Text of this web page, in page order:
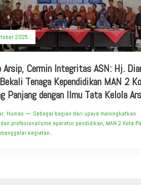
2025
Arsip, Cermin Integritas ASN: Hj.
Tenaga Kependidikan MAN 2
Panjang dengan Ilmu Tata Kelola
Humas — Sebagai bagian dari upaya meningkatkan
profesionalisme aparatur pendidikan, MAN 2 Kota
kegiatan..